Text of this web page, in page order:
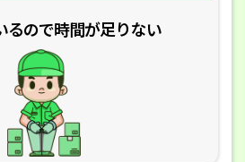
るので時間が足りない